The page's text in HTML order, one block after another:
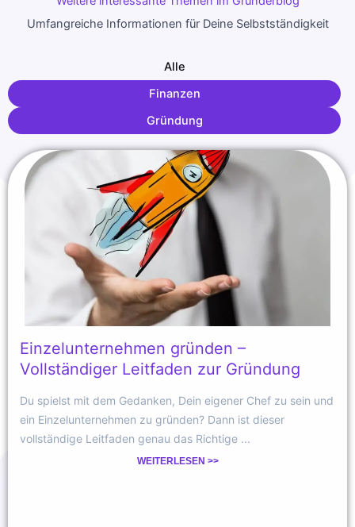
Umfangreiche Informationen für Deine Selbstständigkeit
Finanzen
Gründung
Alle
Einzelunternehmen gründen –
Vollständiger Leitfaden zur Gründung
Du spielst mit dem Gedanken, Dein eigener Chef zu sein und
ein Einzelunternehmen zu gründen? Dann ist dieser
vollständige Leitfaden genau das Richtige ...
WEITERLESEN >>